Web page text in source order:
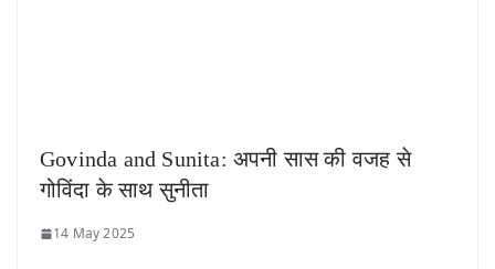
Govinda and Sunita: अपनी सास की वजह से
गोविंदा के साथ सुनीता
14 May 2025